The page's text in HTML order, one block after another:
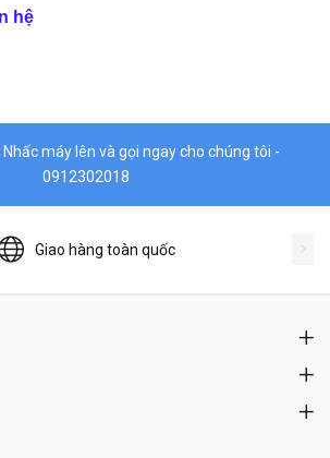
hệ
máy lên và gọi ngay cho chúng tôi -
0912302018
Giao hàng toàn quốc